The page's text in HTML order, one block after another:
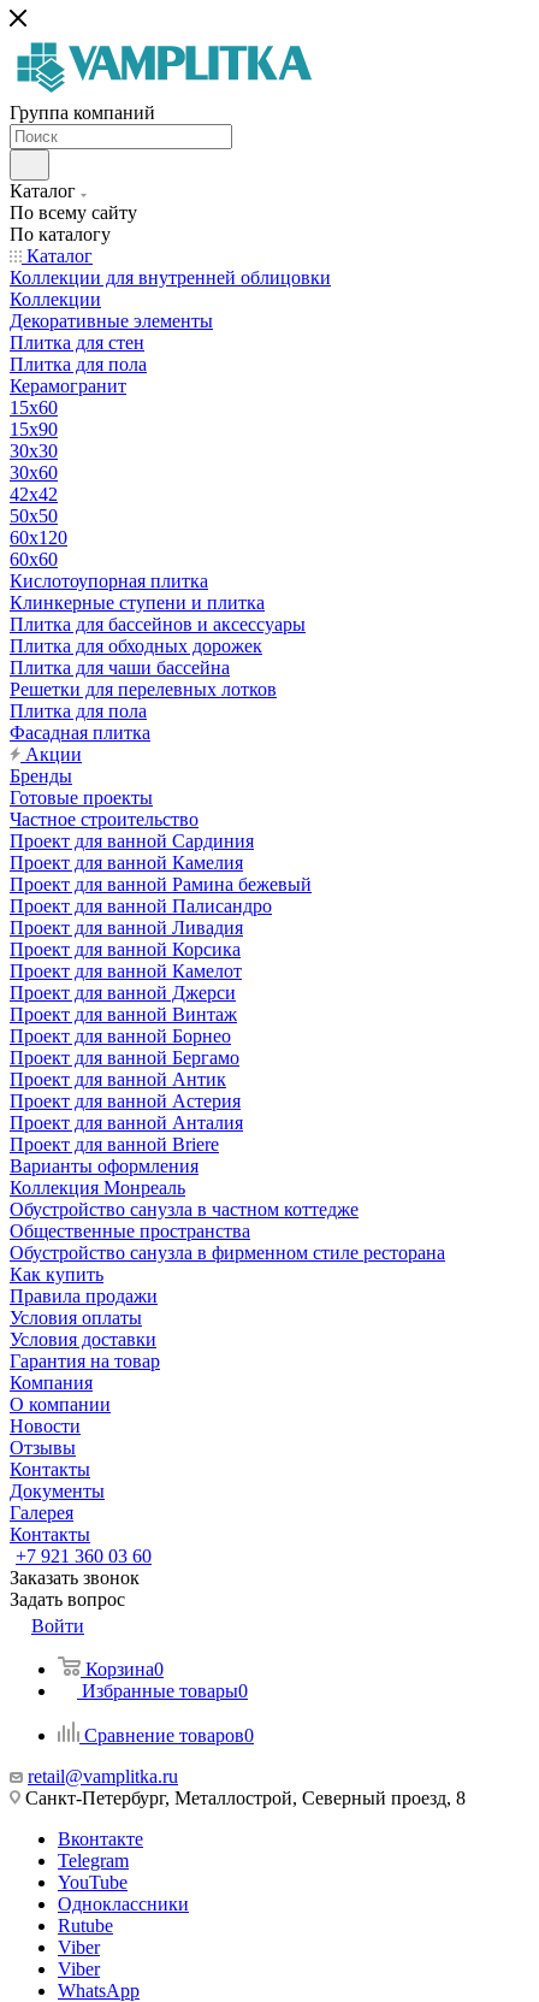
Группа компаний
Каталог
По всему сайту
По каталогу
Каталог
Коллекции для внутренней облицовки
Коллекции
Декоративные элементы
Плитка для стен
Плитка для пола
Керамогранит
15х60
15x90
30х30
30х60
42х42
50х50
60х120
60х60
Кислотоупорная плитка
Клинкерные ступени и плитка
Плитка для бассейнов и аксессуары
Плитка для обходных дорожек
Плитка для чаши бассейна
Решетки для перелевных лотков
Плитка для пола
Фасадная плитка
Акции
Бренды
Готовые проекты
Частное строительство
Проект для ванной Сардиния
Проект для ванной Камелия
Проект для ванной Рамина бежевый
Проект для ванной Палисандро
Проект для ванной Ливадия
Проект для ванной Корсика
Проект для ванной Камелот
Проект для ванной Джерси
Проект для ванной Винтаж
Проект для ванной Борнео
Проект для ванной Бергамо
Проект для ванной Антик
Проект для ванной Астерия
Проект для ванной Анталия
Проект для ванной Briere
Варианты оформления
Коллекция Монреаль
Обустройство санузла в частном коттедже
Общественные пространства
Обустройство санузла в фирменном стиле ресторана
Как купить
Правила продажи
Условия оплаты
Условия доставки
Гарантия на товар
Компания
О компании
Новости
Отзывы
Контакты
Документы
Галерея
Контакты
+7 921 360 03 60
Заказать звонок
Задать вопрос
Войти
Корзина0
Избранные товары0
Сравнение товаров0
retail@vamplitka.ru
Санкт-Петербург, Металлострой, Северный проезд, 8
Вконтакте
Telegram
YouTube
Одноклассники
Rutube
Viber
Viber
WhatsApp